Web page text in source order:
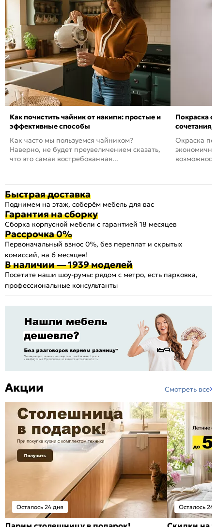
Как почистить чайник от накипи: простые и
эффективные способы
Как часто мы пользуемся чайником?
Наверно, не будет преувеличением сказать,
что это самая востребованная...
Покраска
сочетания,
Окраска
Быстрая доставка
Поднимем на этаж, соберём мебель для вас
Гарантия на сборку
Сборка корпусной мебели с гарантией 18 месяцев
Рассрочка 0%
Первоначальный взнос 0%, без переплат и скрытых
комиссий, на 6 месяцев!
В наличии — 1939 моделей
Посетите наши шоу-румы: рядом с метро, есть парковка,
профессиональные консультанты
Акции Смотреть все
Осталось 24 дня Осталось 24